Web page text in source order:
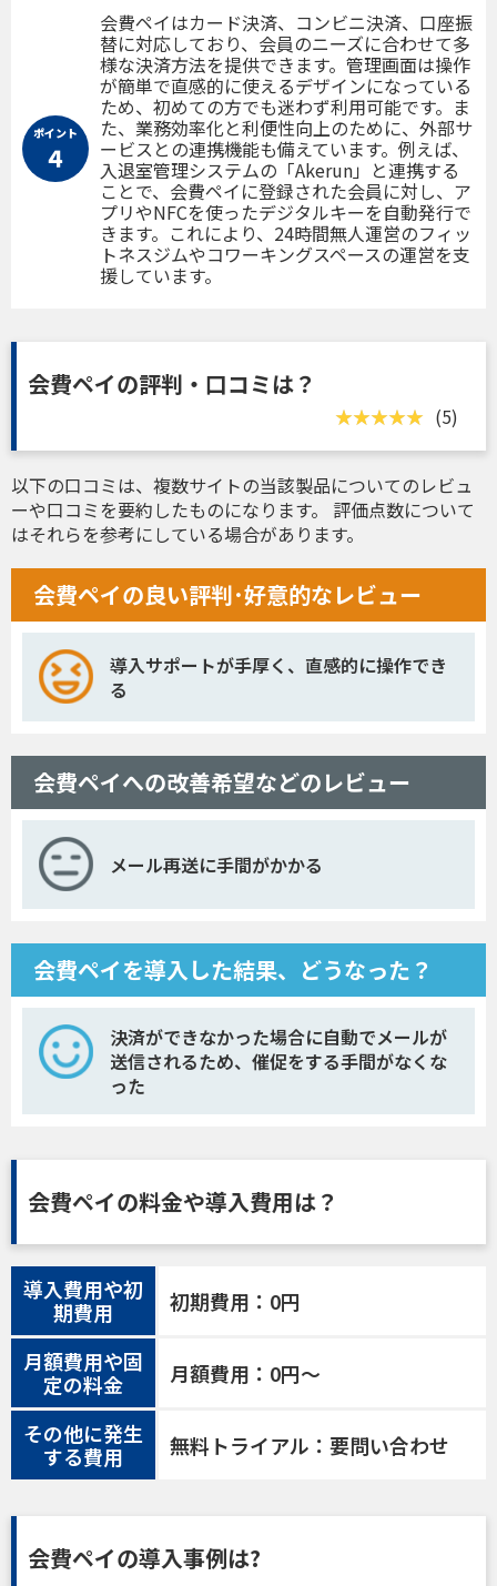
ポイント
４
会費ペイはカード決済、コンビニ決済、口座振
替に対応しており、会員のニーズに合わせて多
様な決済方法を提供できます。管理画面は操作
が簡単で直感的に使えるデザインになっている
ため、初めての方でも迷わず利用可能です。ま
た、業務効率化と利便性向上のために、外部サ
ービスとの連携機能も備えています。例えば、
入退室管理システムの「Akerun」と連携する
ことで、会費ペイに登録された会員に対し、ア
プリやNFCを使ったデジタルキーを自動発行で
きます。これにより、24時間無人運営のフィッ
トネスジムやコワーキングスペースの運営を支
援しています。
会費ペイの評判・口コミは？
(5)
以下の口コミは、複数サイトの当該製品についてのレビュ
ーや口コミを要約したものになります。 評価点数について
はそれらを参考にしている場合があります。
会費ペイの良い評判･好意的なレビュー
導入サポートが手厚く、直感的に操作でき
る
会費ペイへの改善希望などのレビュー
メール再送に手間がかかる
会費ペイを導入した結果、どうなった？
決済ができなかった場合に自動でメールが
送信されるため、催促をする手間がなくな
った
会費ペイの料金や導入費用は？
導入費用や初
期費用
初期費用：0円
月額費用や固
定の料金
月額費用：0円〜
その他に発生
する費用
無料トライアル：要問い合わせ
会費ペイの導入事例は?